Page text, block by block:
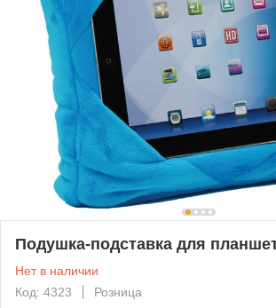
Подушка-подставка для
Нет в наличии
Код: 4323
Розница